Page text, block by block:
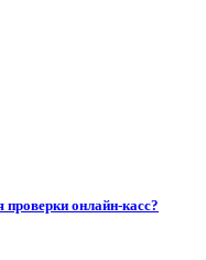
онлайн-касс?